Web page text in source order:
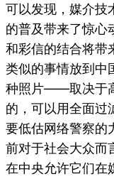
可以发现，媒介技
的普及带来了惊心
和彩信的结合将带
类似的事情放到中
种照片——取决于
的，可以用全面过
要低估网络警察的
前对于社会大众而
在中央允许它们在